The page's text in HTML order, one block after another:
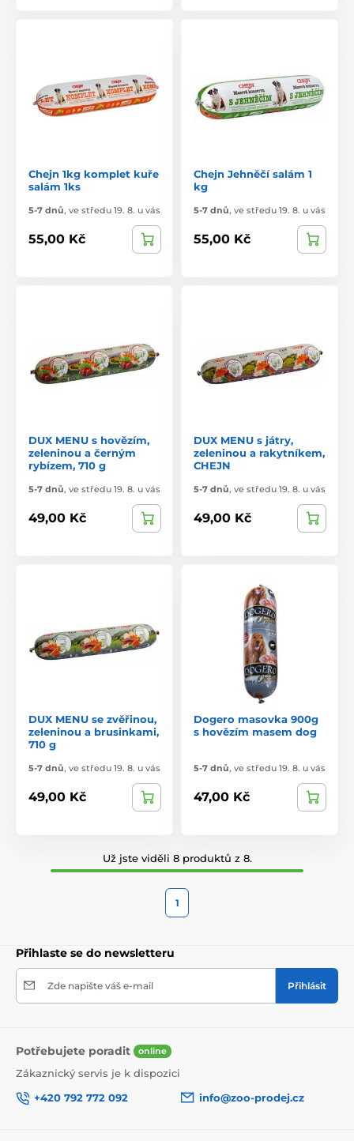
Chejn 1kg komplet kuře
salám 1ks
5-7 dnů, ve středu 19. 8. u vás
55,00 Kč
Chejn Jehněčí salám 1
kg
5-7 dnů, ve středu 19. 8. u vás
55,00 Kč
DUX MENU s hovězím,
zeleninou a černým
rybízem, 710 g
5-7 dnů, ve středu 19. 8. u vás
49,00 Kč
DUX MENU s játry,
zeleninou a rakytníkem,
CHEJN
5-7 dnů, ve středu 19. 8. u vás
49,00 Kč
DUX MENU se zvěřinou,
zeleninou a brusinkami,
710 g
5-7 dnů, ve středu 19. 8. u vás
49,00 Kč
Dogero masovka 900g
s hovězím masem dog
5-7 dnů, ve středu 19. 8. u vás
47,00 Kč
Už jste viděli 8 produktů z 8.
1
Přihlaste se do newsletteru
Zde napište váš e-mail Přihlásit
Potřebujete poradit online
Zákaznický servis je k dispozici
+420 792 772 092
info@zoo-prodej.cz